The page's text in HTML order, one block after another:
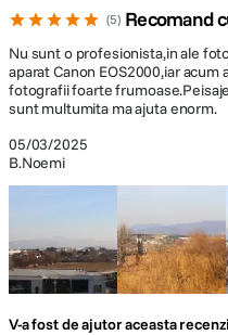
5 Recomand
05/03/2025
B.Noemi
Nu sunt o profesionista,in ale
aparat Canon EOS2000,iar
fotografii foarte
sunt multumita ma ajuta enorm.
V-a fost de ajutor aceasta